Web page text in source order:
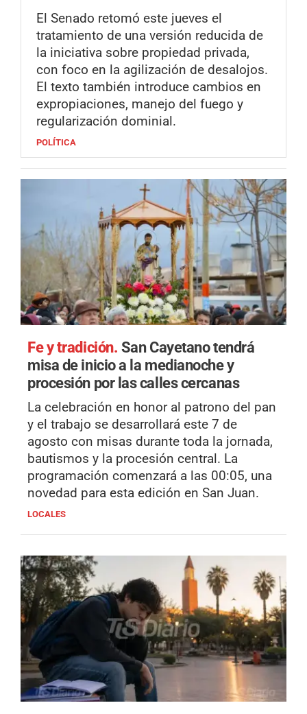
El Senado retomó este jueves el
tratamiento de una versión reducida de
la iniciativa sobre propiedad privada,
con foco en la agilización de desalojos.
El texto también introduce cambios en
expropiaciones, manejo del fuego y
regularización dominial.
POLÍTICA
Fe y tradición. San Cayetano tendrá
misa de inicio a la medianoche y
procesión por las calles cercanas
La celebración en honor al patrono del pan
y el trabajo se desarrollará este 7 de
agosto con misas durante toda la jornada,
bautismos y la procesión central. La
programación comenzará a las 00:05, una
novedad para esta edición en San Juan.
LOCALES